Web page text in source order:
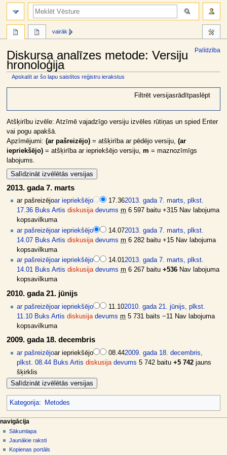
Palīdzība
Diskursa analīzes metode: Versiju
hronoloģija
Apskatīt ar šo lapu saistītos reģistru ierakstus
navigation
search
Filtrēt versijasrādītpaslēpt
Atšķirību izvēle: Atzīmē vajadzīgo versiju izvēles rūtiņas un spied Enter
vai pogu apakšā.
Apzīmējumi: (ar pašreizējo)= atšķirība ar pēdējo versiju, (ar
iepriekšējo)= atšķirība ar iepriekšējo versiju, m = maznozīmīgs
labojums.
2013. gada 7. marts
ar pašreizējoar iepriekšējo 17.362013. gada 7. marts, plkst.
17.36 Buks Artis diskusija devums m 6 597 baitu +315 Nav labojuma
kopsavilkuma
ar pašreizējoar iepriekšējo 14.072013. gada 7. marts, plkst.
14.07 Buks Artis diskusija devums m 6 282 baitu +15 Nav labojuma
kopsavilkuma
ar pašreizējoar iepriekšējo 14.012013. gada 7. marts, plkst.
14.01 Buks Artis diskusija devums m 6 267 baitu +536 Nav labojuma
kopsavilkuma
2010. gada 21. jūnijs
ar pašreizējoar iepriekšējo 11.102010. gada 21. jūnijs, plkst.
11.10 Buks Artis diskusija devums m 5 731 baits −11
Nav labojuma
kopsavilkuma
2009. gada 18. decembris
ar pašreizējoar iepriekšējo 08.442009. gada 18. decembris,
plkst. 08.44 Buks Artis diskusija devums 5 742 baitu +5 742 jauns
šķirklis
Kategorija: Metodes
N
a
v
lapas darbības
raksts
diskusija
skatīt
vairāk
dalībnieka rīki
pieslēgties
navigācija
Sākumlapa
Jaunākie raksti
Kopienas portāls
meklēt